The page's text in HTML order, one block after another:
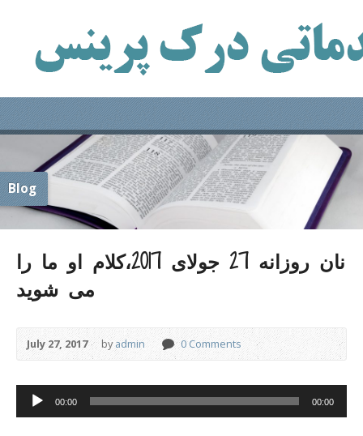
Blog
نان روزانه 27 جولای 2017،کلام او ما را
می شوید
July 27, 2017 byadmin 0 Comments
Audio
Player
00:00 00:00